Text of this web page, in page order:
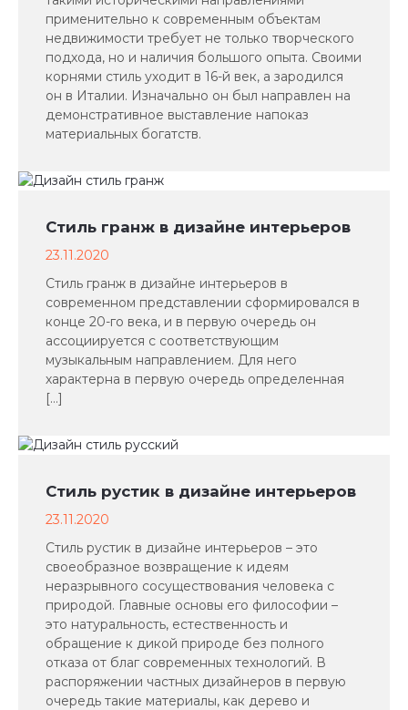
применительно к современным объектам
недвижимости требует не только творческого
подхода, но и наличия большого опыта. Своими
корнями стиль уходит в 16-й век, а зародился
он в Италии. Изначально он был направлен на
демонстративное выставление напоказ
материальных богатств.
Стиль гранж в дизайне интерьеров
23.11.2020
Стиль гранж в дизайне интерьеров в
современном представлении сформировался в
конце 20-го века, и в первую очередь он
ассоциируется с соответствующим
музыкальным направлением. Для него
характерна в первую очередь определенная
[…]
Стиль рустик в дизайне интерьеров
23.11.2020
Стиль рустик в дизайне интерьеров – это
своеобразное возвращение к идеям
неразрывного сосуществования человека с
природой. Главные основы его философии –
это натуральность, естественность и
обращение к дикой природе без полного
отказа от благ современных технологий. В
распоряжении частных дизайнеров в первую
очередь такие материалы, как дерево и